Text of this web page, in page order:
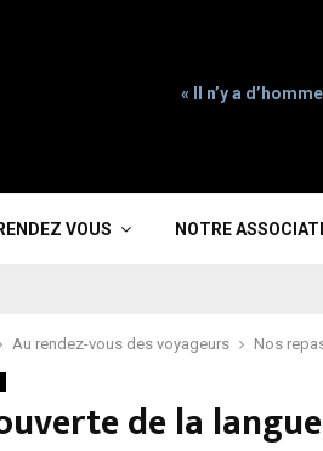
« Il n’y a
VOUS NOTRE
Au rendez-vous des voyageurs Nos
de la